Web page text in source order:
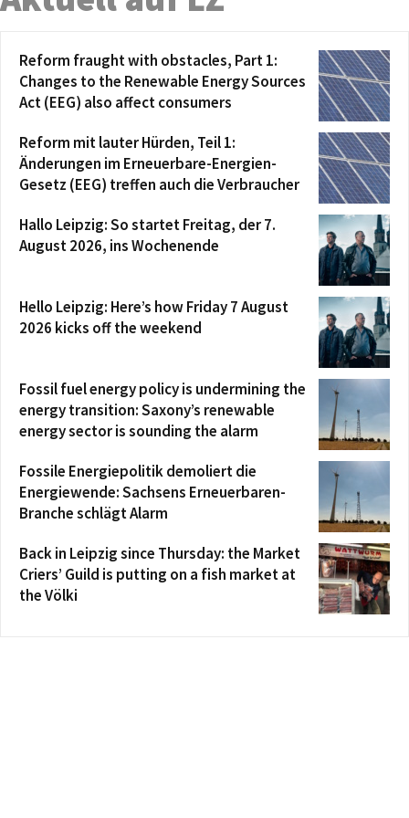
Reform fraught with obstacles, Part 1:
Changes to the Renewable Energy Sources
Act (EEG) also affect consumers
Reform mit lauter Hürden, Teil 1:
Änderungen im Erneuerbare-Energien-
Gesetz (EEG) treffen auch die Verbraucher
Hallo Leipzig: So startet Freitag, der 7.
August 2026, ins Wochenende
Hello Leipzig: Here’s how Friday 7 August
2026 kicks off the weekend
Fossil fuel energy policy is undermining the
energy transition: Saxony’s renewable
energy sector is sounding the alarm
Fossile Energiepolitik demoliert die
Energiewende: Sachsens Erneuerbaren-
Branche schlägt Alarm
Back in Leipzig since Thursday: the Market
Criers’ Guild is putting on a fish market at
the Völki